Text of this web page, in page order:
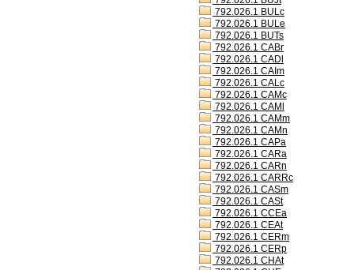
792.026.1 BULc
792.026.1 BULe
792.026.1 BUTs
792.026.1 CABr
792.026.1 CADl
792.026.1 CAIm
792.026.1 CALc
792.026.1 CAMc
792.026.1 CAMl
792.026.1 CAMm
792.026.1 CAMn
792.026.1 CAPa
792.026.1 CARa
792.026.1 CARn
792.026.1 CARRc
792.026.1 CASm
792.026.1 CASt
792.026.1 CCEa
792.026.1 CEAt
792.026.1 CERm
792.026.1 CERp
792.026.1 CHAt